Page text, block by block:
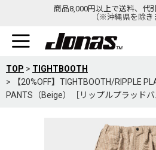
商品8,000円以上で送料、代
（※沖縄県を除き
TOP > TIGHTBOOTH
>
【20%OFF】TIGHTBOOTH/RIPPLE
PANTS（Beige）［リップルプラッド